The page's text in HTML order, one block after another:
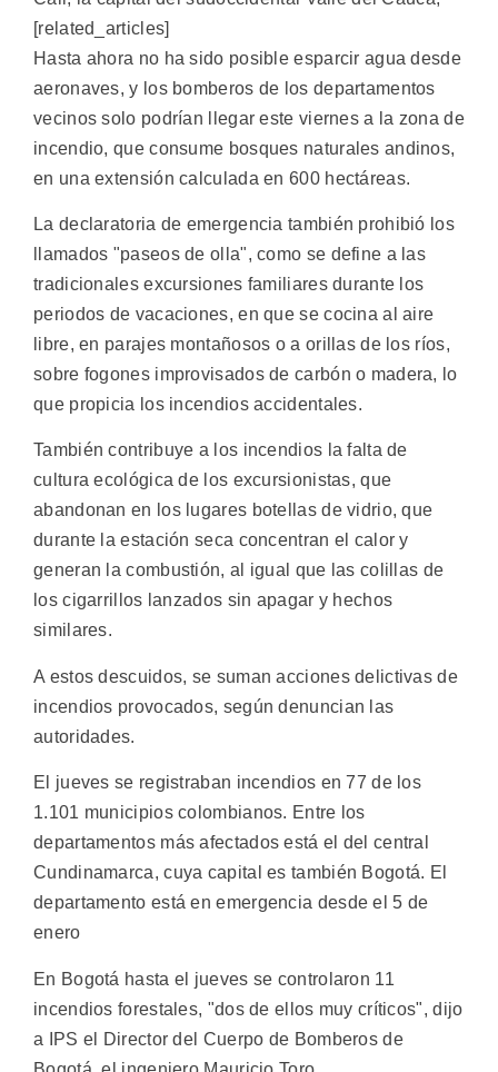
[related_articles]
Hasta ahora no ha sido posible esparcir agua desde
aeronaves, y los bomberos de los departamentos
vecinos solo podrían llegar este viernes a la zona de
incendio, que consume bosques naturales andinos,
en una extensión calculada en 600 hectáreas.
La declaratoria de emergencia también prohibió los
llamados "paseos de olla", como se define a las
tradicionales excursiones familiares durante los
periodos de vacaciones, en que se cocina al aire
libre, en parajes montañosos o a orillas de los ríos,
sobre fogones improvisados de carbón o madera, lo
que propicia los incendios accidentales.
También contribuye a los incendios la falta de
cultura ecológica de los excursionistas, que
abandonan en los lugares botellas de vidrio, que
durante la estación seca concentran el calor y
generan la combustión, al igual que las colillas de
los cigarrillos lanzados sin apagar y hechos
similares.
A estos descuidos, se suman acciones delictivas de
incendios provocados, según denuncian las
autoridades.
El jueves se registraban incendios en 77 de los
1.101 municipios colombianos. Entre los
departamentos más afectados está el del central
Cundinamarca, cuya capital es también Bogotá. El
departamento está en emergencia desde el 5 de
enero
En Bogotá hasta el jueves se controlaron 11
incendios forestales, "dos de ellos muy críticos", dijo
a IPS el Director del Cuerpo de Bomberos de